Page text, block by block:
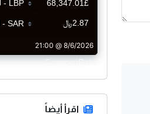
CurrencyRate
اقرأ أيضاً